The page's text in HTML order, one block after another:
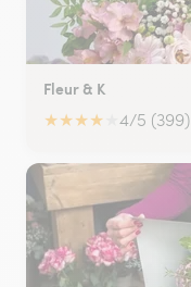
Fleur & K
★★★★ 4/5 (399)